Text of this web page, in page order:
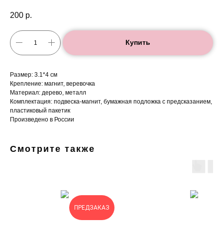
200 р.
Купить
Размер: 3.1*4 см
Крепление: магнит, веревочка
Материал: дерево, металл
Комплектация: подвеска-магнит, бумажная подложка с предсказанием,
пластиковый пакетик
Произведено в России
Смотрите также
ПРЕДЗАКАЗ